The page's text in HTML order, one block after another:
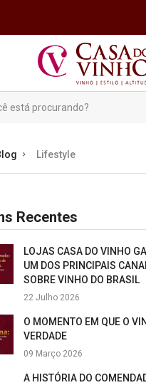
Lifestyle
Recentes
LOJAS CASA DO VINHO
UM DOS PRINCIPAIS
SOBRE VINHO DO BRASIL
22 Julho 2026
O MOMENTO EM QUE O
VERDADE
09 Março 2026
A HISTÓRIA DO